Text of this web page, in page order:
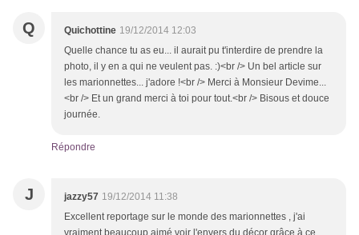
Q Quichottine 19/12/2014 12:03
Quelle chance tu as eu... il aurait pu t'interdire de prendre la
photo, il y en a qui ne veulent pas. :)<br /> Un bel article sur
les marionnettes... j'adore !<br /> Merci à Monsieur Devime...
<br /> Et un grand merci à toi pour tout.<br /> Bisous et douce
journée.
Répondre
J jazzy57 19/12/2014 11:38
Excellent reportage sur le monde des marionnettes , j'ai
vraiment beaucoup aimé voir l'envers du décor grâce à ce